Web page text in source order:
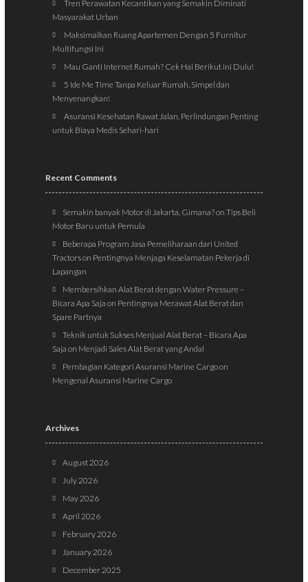
Tren Perawatan Kecantikan yang Semakin Diminati
Masyarakat Urban
Maksimalkan Ruang Apartemen Dengan 5 Furnitur
Multifungsi Ini
Mau Ganti Internet Rumah? Cek Hal Berikut ini Dulu!
5 Ide Me Time Tanpa Keluar Rumah, Simpel dan
Menyenangkan!
Asuransi Kesehatan Rawat Jalan, Perlindungan Penting
untuk Biaya Medis Sehari-hari
Recent Comments
Semakin banyak Motor di Jakarta, Gimana?onTips Beli
Motor Baru untuk Pemula
Beberapa Program Jasa Pemeliharaan dari United
Tractorson Pentingnya Menjaga Keselamatan Pekerja di
Lapangan
Membersihkan Alat Berat dengan Water Pressure –
Bicara Apa Saja on Pentingnya Merawat Alat Berat dan
Spare Partnya
Teknik untuk Sukses Menjual Alat Berat – Bicara Apa
Saja on Menjadi Sales Alat Berat yang Andal
Pembagian Kategori Asuransi Marine Cargoon
Mengenal Asuransi Marine Cargo
Archives
August 2026
July 2026
May 2026
April 2026
February 2026
January 2026
December 2025